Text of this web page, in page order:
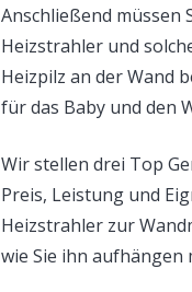
Anschließend müssen
Heizstrahler und
Heizpilz an der Wand
für das Baby und den
Wir stellen drei Top
Preis, Leistung und
Heizstrahler zur
wie Sie ihn aufhängen